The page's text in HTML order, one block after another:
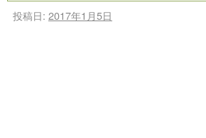
投稿日: 2017年1月5日